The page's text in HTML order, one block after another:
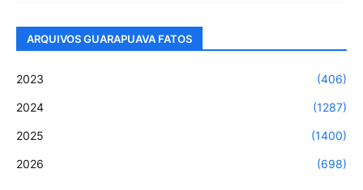
ARQUIVOS GUARAPUAVA FATOS
2023 (406)
2024 (1287)
2025 (1400)
2026 (698)